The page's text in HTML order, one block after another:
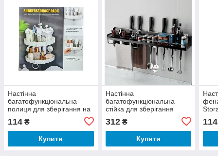
Настінна
багатофункціональна
полиця для зберігання на
114 ₴
Купити
Настінна
багатофункціональна
стійка для зберігання
312₴
Купити
114